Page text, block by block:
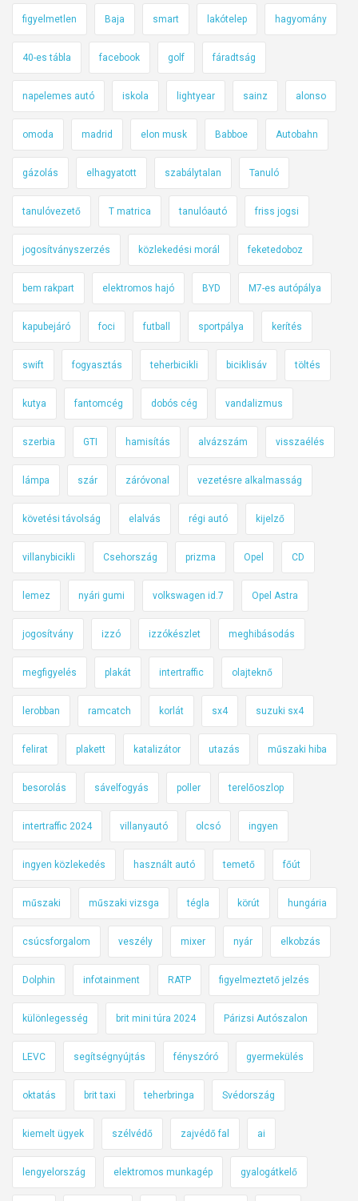
figyelmetlen Baja smart lakótelep hagyomány
40-es tábla facebook golf fáradtság
napelemes autó iskola lightyear sainz alonso
omoda madrid elon musk Babboe Autobahn
gázolás elhagyatott szabálytalan Tanuló
tanulóvezető T matrica tanulóautó friss jogsi
jogosítványszerzés közlekedési morál feketedoboz
bem rakpart elektromos hajó BYD M7-es autópálya
kapubejáró foci futball sportpálya kerítés
swift fogyasztás teherbicikli biciklisáv töltés
kutya fantomcég dobós cég vandalizmus
szerbia GTI hamisítás alvázszám visszaélés
lámpa szár záróvonal vezetésre alkalmasság
követési távolság elalvás régi autó kijelző
villanybicikli Csehország prizma Opel CD
lemez nyári gumi volkswagen id.7 Opel Astra
jogosítvány izzó izzókészlet meghibásodás
megfigyelés plakát intertraffic olajteknő
lerobban ramcatch korlát sx4 suzuki sx4
felirat plakett katalizátor utazás műszaki hiba
besorolás sávelfogyás poller terelőoszlop
intertraffic 2024 villanyautó olcsó ingyen
ingyen közlekedés használt autó temető főút
műszaki műszaki vizsga tégla körút hungária
csúcsforgalom veszély mixer nyár elkobzás
Dolphin infotainment RATP figyelmeztető jelzés
különlegesség brit mini túra 2024 Párizsi Autószalon
LEVC segítségnyújtás fényszóró gyermekülés
oktatás brit taxi teherbringa Svédország
kiemelt ügyek szélvédő zajvédő fal ai
lengyelország elektromos munkagép gyalogátkelő